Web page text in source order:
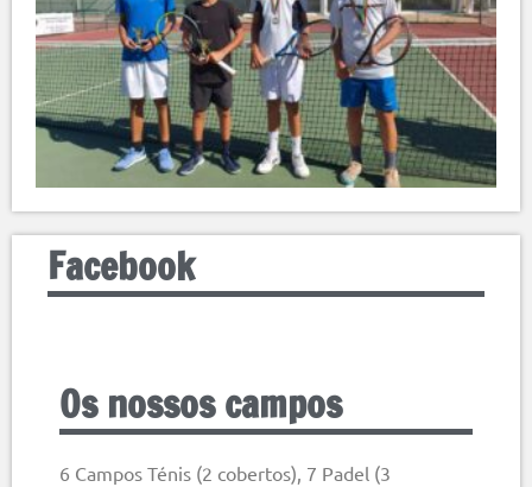
Facebook
Os nossos campos
6 Campos Ténis (2 cobertos), 7 Padel (3